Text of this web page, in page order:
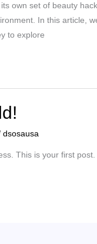
own set of beauty
In this article,
to explore
dsosausa
This is your first post.